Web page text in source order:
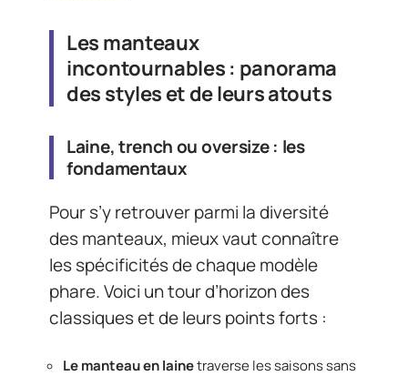
Les manteaux
incontournables : panorama
des styles et de leurs atouts
Laine, trench ou oversize : les
fondamentaux
Pour s’y retrouver parmi la diversité
des manteaux, mieux vaut connaître
les spécificités de chaque modèle
phare. Voici un tour d’horizon des
classiques et de leurs points forts :
Le manteau en lainetraverse les saisons sans